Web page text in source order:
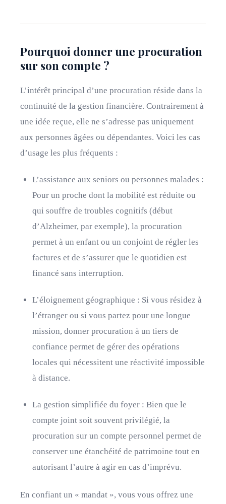
Pourquoi donner une procuration
sur son compte ?
L’intérêt principal d’une procuration réside dans la
continuité de la gestion financière. Contrairement à
une idée reçue, elle ne s’adresse pas uniquement
aux personnes âgées ou dépendantes. Voici les cas
d’usage les plus fréquents :
L’assistance aux seniors ou personnes malades :
Pour un proche dont la mobilité est réduite ou
qui souffre de troubles cognitifs (début
d’Alzheimer, par exemple), la procuration
permet à un enfant ou un conjoint de régler les
factures et de s’assurer que le quotidien est
financé sans interruption.
L’éloignement géographique : Si vous résidez à
l’étranger ou si vous partez pour une longue
mission, donner procuration à un tiers de
confiance permet de gérer des opérations
locales qui nécessitent une réactivité impossible
à distance.
La gestion simplifiée du foyer : Bien que le
compte joint soit souvent privilégié, la
procuration sur un compte personnel permet de
conserver une étanchéité de patrimoine tout en
autorisant l’autre à agir en cas d’imprévu.
En confiant un « mandat », vous vous offrez une